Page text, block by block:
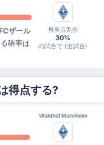
ザール
確率は
無失点割合
30%
の試合で (全試合)
得点する?
Waldhof Mannheim